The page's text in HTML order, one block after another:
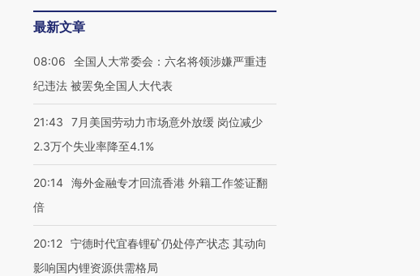
最新文章
08:06
全国人大常委会：六名将领涉嫌严重违
纪违法 被罢免全国人大代表
21:43
7月美国劳动力市场意外放缓 岗位减少
2.3万个失业率降至4.1%
20:14 海外金融专才回流香港 外籍工作签证翻
倍
20:12 宁德时代宜春锂矿仍处停产状态 其动向
影响国内锂资源供需格局